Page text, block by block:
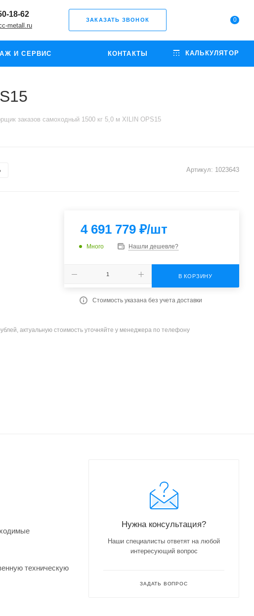
18-62
metall.ru
ЗАКАЗАТЬ ЗВОНОК 0
И СЕРВИС КОНТАКТЫ КАЛЬКУЛЯТОР
заказов самоходный 1500 кг 5,0 м XILIN OPS15
Артикул: 1023643
4 691 779₽/шт
Много Нашли дешевле?
В КОРЗИНУ
Стоимость указана без учета доставки
актуальную стоимость уточняйте у менеджера по телефону
техническую
Нужна консультация?
Наши специалисты ответят на любой
интересующий вопрос
ЗАДАТЬ ВОПРОС